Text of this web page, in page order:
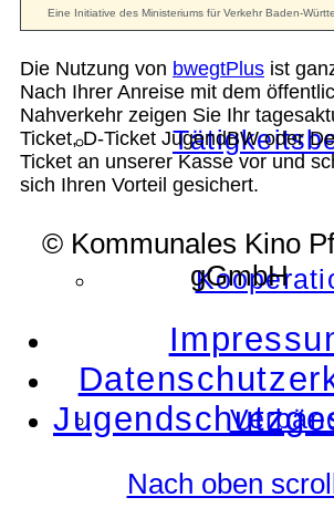
Die Nutzung von bwegtPlus ist
Nach Ihrer Anreise mit dem
Nahverkehr zeigen Sie Ihr
Ticket, D-Ticket JugendBW oder
Ticket an unserer Kasse vor und
sich Ihren Vorteil gesichert.
© Kommunales Kino
gGmbH
Nach oben